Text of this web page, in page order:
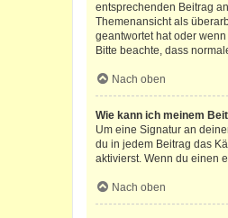
entsprechenden Beitrag
Themenansicht als
geantwortet hat oder
Bitte beachte, dass
Nach oben
Wie kann ich meinem
Um eine Signatur an
du in jedem Beitrag das
aktivierst. Wenn du einen
Nach oben